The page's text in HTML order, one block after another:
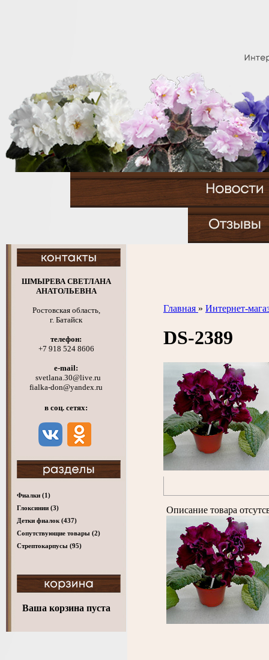
ШМЫРЕВА СВЕТЛАНА
АНАТОЛЬЕВНА
Ростовская область,
г. Батайск
телефон:
+7 918 524 8606
e-mail:
svetlana.30@live.ru
fialka-don@yandex.ru
в соц. сетях:
Фиалки (1)
Глоксинии (3)
Детки фиалок (437)
Cопутствующие товары (2)
Стрептокарпусы (95)
Ваша корзина пуста
Главная » Интернет-
DS-2389
Описание товара